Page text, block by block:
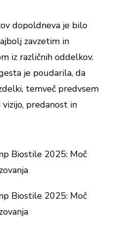
dopoldneva je bilo
zavzetim in
iz različnih oddelkov.
je poudarila, da
temveč predvsem
predanost in